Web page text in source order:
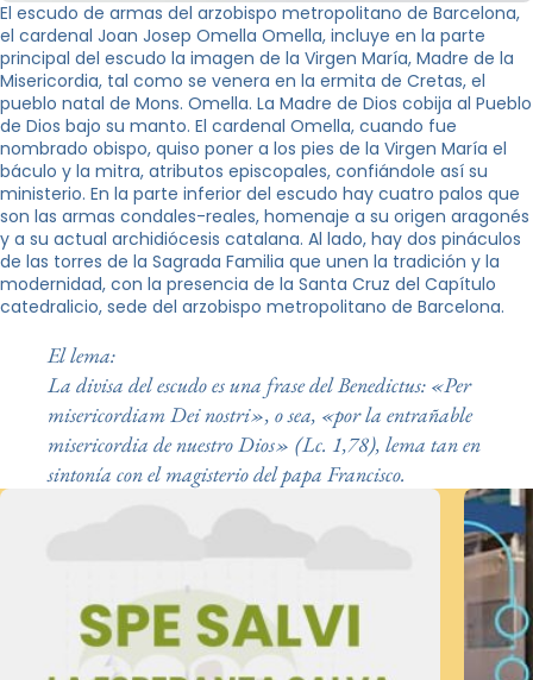
El escudo de armas del arzobispo metropolitano de Barcelona,
el cardenal Joan Josep Omella Omella, incluye en la parte
principal del escudo la imagen de la Virgen María, Madre de la
Misericordia, tal como se venera en la ermita de Cretas, el
pueblo natal de Mons. Omella. La Madre de Dios cobija al Pueblo
de Dios bajo su manto. El cardenal Omella, cuando fue
nombrado obispo, quiso poner a los pies de la Virgen María el
báculo y la mitra, atributos episcopales, confiándole así su
ministerio. En la parte inferior del escudo hay cuatro palos que
son las armas condales-reales, homenaje a su origen aragonés
y a su actual archidiócesis catalana. Al lado, hay dos pináculos
de las torres de la Sagrada Familia que unen la tradición y la
modernidad, con la presencia de la Santa Cruz del Capítulo
catedralicio, sede del arzobispo metropolitano de Barcelona.
El lema:
La divisa del escudo es una frase del Benedictus: «Per
misericordiam Dei nostri», o sea, «por la entrañable
misericordia de nuestro Dios» (Lc. 1,78), lema tan en
sintonía con el magisterio del papa Francisco.